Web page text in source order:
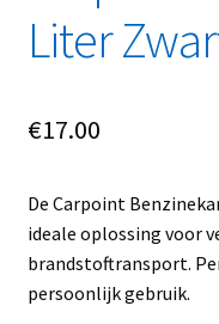
Winkelwagen
Liter
€17.00
De Carpoint
ideale oplossing voor
brandstoftransport.
persoonlijk gebruik.